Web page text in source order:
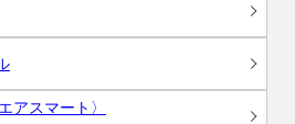
アスマート〉